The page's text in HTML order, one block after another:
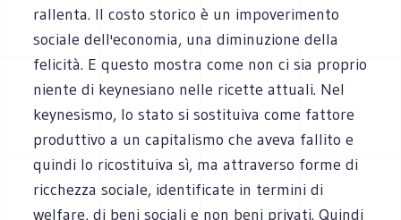
rallenta. Il costo storico è un impoverimento
sociale dell'economia, una diminuzione della
felicità. E questo mostra come non ci sia proprio
niente di keynesiano nelle ricette attuali. Nel
keynesismo, lo stato si sostituiva come fattore
produttivo a un capitalismo che aveva fallito e
quindi lo ricostituiva sì, ma attraverso forme di
ricchezza sociale, identificate in termini di
welfare, di beni sociali e non beni privati. Quindi